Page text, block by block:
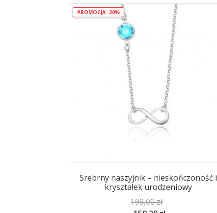
PROMOCJA -20%
Srebrny naszyjnik – nieskończoność i
kryształek urodzeniowy
199,00zł